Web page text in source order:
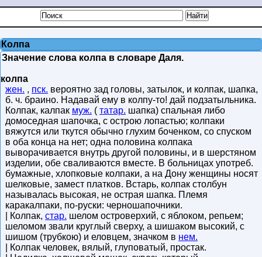
Колпа
Значение слова колпа в словаре Даля.
колпа
жен. , пск. вероятно зад головы, затылок, и колпак, шапка,
б. ч. браино. Надавай ему в колпу-то! дай подзатыльника.
Колпак, калпак муж. ( татар. шапка) спальная либо
домоседная шапочка, с острою лопастью; колпаки
вяжутся или ткутся обычно глухим боченком, со спуском
в оба конца на нет; одна половина колпака
выворачивается внутрь другой половины, и в шерстяном
изделии, обе сваливаются вместе. В больницах употреб.
бумажные, хлопковые колпаки, а на Дону женщины носят
шелковые, замест платков. Встарь, колпак столбун
называлась высокая, не острая шапка. Племя
каракалпаки, по-руски: черношапочники.
| Колпак, стар. шелом островерхий, с яблоком, репьем;
шеломом звали круглый сверху, а шишаком высокий, с
шишом (трубкою) и еловцем, значком в нем.
| Колпак человек, вялый, глуповатый, простак.